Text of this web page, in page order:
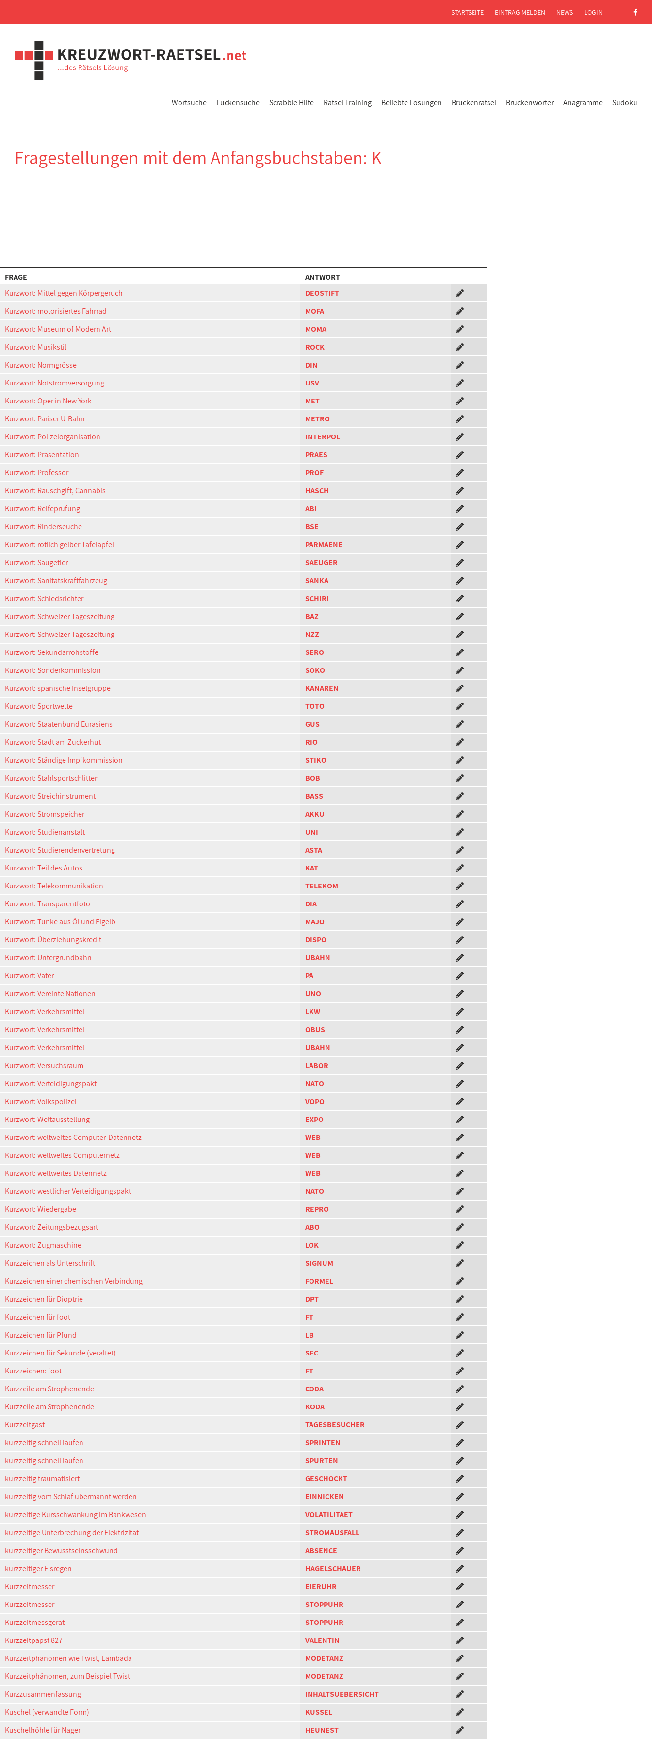
Wortsuche Lückensuche Scrabble Hilfe Rätsel Training Beliebte Lösungen Brückenrätsel Brückenwörter Anagramme Sudoku
STARTSEITE EINTRAG MELDEN NEWS LOGIN
Fragestellungen mit dem Anfangsbuchstaben: K
FRAGE
ANTWORT
Kurzwort: Mittel gegen Körpergeruch
DEOSTIFT
Kurzwort: motorisiertes Fahrrad
MOFA
Kurzwort: Museum of Modern Art
MOMA
Kurzwort: Musikstil
ROCK
Kurzwort: Normgrösse
DIN
Kurzwort: Notstromversorgung
USV
Kurzwort: Oper in New York
MET
Kurzwort: Pariser U-Bahn
METRO
Kurzwort: Polizeiorganisation
INTERPOL
Kurzwort: Präsentation
PRAES
Kurzwort: Professor
PROF
Kurzwort: Rauschgift, Cannabis
HASCH
Kurzwort: Reifeprüfung
ABI
Kurzwort: Rinderseuche
BSE
Kurzwort: rötlich gelber Tafelapfel
PARMAENE
Kurzwort: Säugetier
SAEUGER
Kurzwort: Sanitätskraftfahrzeug
SANKA
Kurzwort: Schiedsrichter
SCHIRI
Kurzwort: Schweizer Tageszeitung
BAZ
Kurzwort: Schweizer Tageszeitung
NZZ
Kurzwort: Sekundärrohstoffe
SERO
Kurzwort: Sonderkommission
SOKO
Kurzwort: spanische Inselgruppe
KANAREN
Kurzwort: Sportwette
TOTO
Kurzwort: Staatenbund Eurasiens
GUS
Kurzwort: Stadt am Zuckerhut
RIO
Kurzwort: Ständige Impfkommission
STIKO
Kurzwort: Stahlsportschlitten
BOB
Kurzwort: Streichinstrument
BASS
Kurzwort: Stromspeicher
AKKU
Kurzwort: Studienanstalt
UNI
Kurzwort: Studierendenvertretung
ASTA
Kurzwort: Teil des Autos
KAT
Kurzwort: Telekommunikation
TELEKOM
Kurzwort: Transparentfoto
DIA
Kurzwort: Tunke aus Öl und Eigelb
MAJO
Kurzwort: Überziehungskredit
DISPO
Kurzwort: Untergrundbahn
UBAHN
Kurzwort: Vater
PA
Kurzwort: Vereinte Nationen
UNO
Kurzwort: Verkehrsmittel
LKW
Kurzwort: Verkehrsmittel
OBUS
Kurzwort: Verkehrsmittel
UBAHN
Kurzwort: Versuchsraum
LABOR
Kurzwort: Verteidigungspakt
NATO
Kurzwort: Volkspolizei
VOPO
Kurzwort: Weltausstellung
EXPO
Kurzwort: weltweites Computer-Datennetz
WEB
Kurzwort: weltweites Computernetz
WEB
Kurzwort: weltweites Datennetz
WEB
Kurzwort: westlicher Verteidigungspakt
NATO
Kurzwort: Wiedergabe
REPRO
Kurzwort: Zeitungsbezugsart
ABO
Kurzwort: Zugmaschine
LOK
Kurzzeichen als Unterschrift
SIGNUM
Kurzzeichen einer chemischen Verbindung
FORMEL
Kurzzeichen für Dioptrie
DPT
Kurzzeichen für foot
FT
Kurzzeichen für Pfund
LB
Kurzzeichen für Sekunde (veraltet)
SEC
Kurzzeichen: foot
FT
Kurzzeile am Strophenende
CODA
Kurzzeile am Strophenende
KODA
Kurzzeitgast
TAGESBESUCHER
kurzzeitig schnell laufen
SPRINTEN
kurzzeitig schnell laufen
SPURTEN
kurzzeitig traumatisiert
GESCHOCKT
kurzzeitig vom Schlaf übermannt werden
EINNICKEN
kurzzeitige Kursschwankung im Bankwesen
VOLATILITAET
kurzzeitige Unterbrechung der Elektrizität
STROMAUSFALL
kurzzeitiger Bewusstseinsschwund
ABSENCE
kurzzeitiger Eisregen
HAGELSCHAUER
Kurzzeitmesser
EIERUHR
Kurzzeitmesser
STOPPUHR
Kurzzeitmessgerät
STOPPUHR
Kurzzeitpapst 827
VALENTIN
Kurzzeitphänomen wie Twist, Lambada
MODETANZ
Kurzzeitphänomen, zum Beispiel Twist
MODETANZ
Kurzzusammenfassung
INHALTSUEBERSICHT
Kuschel (verwandte Form)
KUSSEL
Kuschelhöhle für Nager
HEUNEST